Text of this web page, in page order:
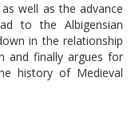
well as the advance
to the Albigensian
in the relationship
and finally argues for
history of Medieval